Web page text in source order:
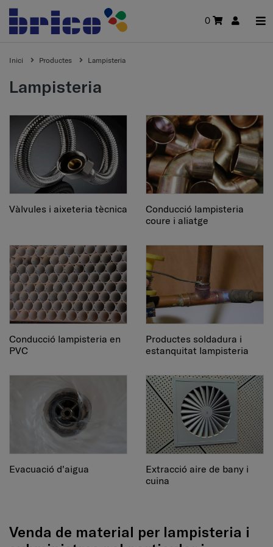
0
Inici Productes Lampisteria
Lampisteria
Vàlvules i aixeteria tècnica
Conducció lampisteria
coure i aliatge
Conducció lampisteria en
PVC
Productes soldadura i
estanquitat lampisteria
Evacuació d'aigua
Extracció aire de bany i
cuina
Venda de material per lampisteria i